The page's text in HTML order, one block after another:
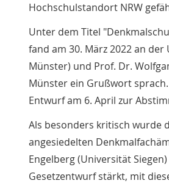
Hochschulstandort NRW
Unter dem Titel
fand am 30. März 2022 an
Münster) und Prof. Dr.
Münster ein Grußwort
Entwurf am 6. April zur
Als besonders kritisch wurde
angesiedelten
Engelberg (Universität
Gesetzentwurf stärkt, mit